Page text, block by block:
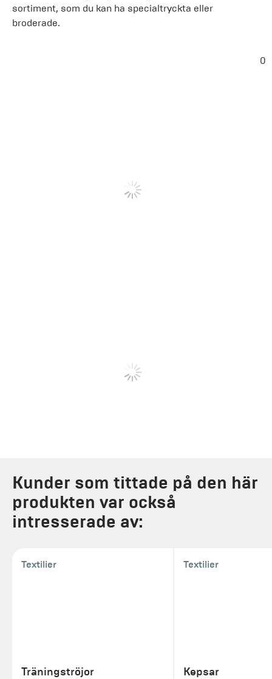
sortiment, som du kan ha specialtryckta eller
broderade.
0
Kunder som tittade på den här
produkten var också
intresserade av:
Textilier
Träningströjor
Textilier
Kepsar